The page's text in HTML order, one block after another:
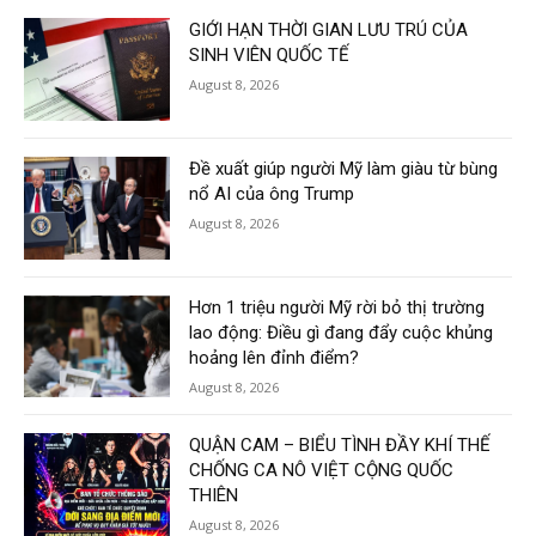
GIỚI HẠN THỜI GIAN LƯU TRÚ CỦA
SINH VIÊN QUỐC TẾ
August 8, 2026
Đề xuất giúp người Mỹ làm giàu từ bùng
nổ AI của ông Trump
August 8, 2026
Hơn 1 triệu người Mỹ rời bỏ thị trường
lao động: Điều gì đang đẩy cuộc khủng
hoảng lên đỉnh điểm?
August 8, 2026
QUẬN CAM – BIỂU TÌNH ĐẦY KHÍ THẾ
CHỐNG CA NÔ VIỆT CỘNG QUỐC
THIÊN
August 8, 2026